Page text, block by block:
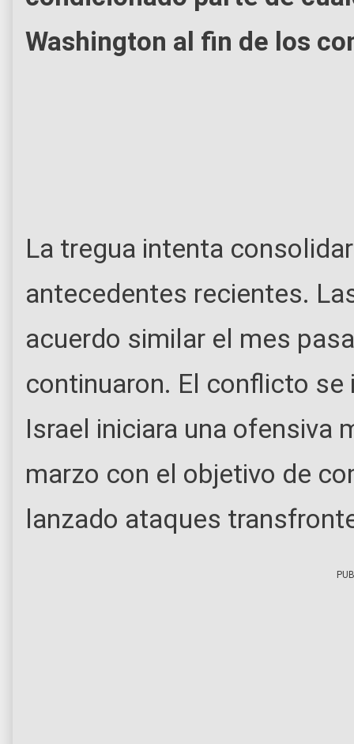
Washington al fin de los
La tregua intenta
antecedentes recientes.
acuerdo similar el mes
continuaron. El conflicto
Israel iniciara una ofensiva
marzo con el objetivo de
lanzado ataques